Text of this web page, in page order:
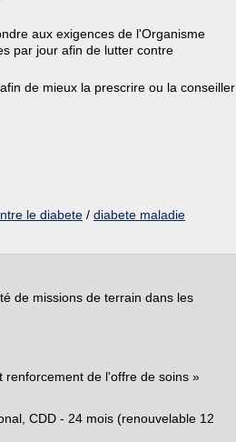
aux exigences de l'Organisme
par jour afin de lutter contre
de mieux la prescrire ou la conseiller
le diabete / diabete maladie
de missions de terrain dans les
renforcement de l'offre de soins »
CDD - 24 mois (renouvelable 12